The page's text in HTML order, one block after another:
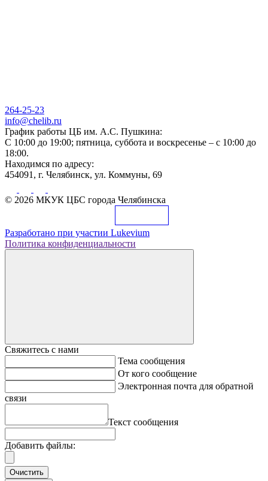
264-25-23
info@chelib.ru
График работы ЦБ им. А.С. Пушкина:
С 10:00 до 19:00; пятница, суббота и воскресенье – с 10:00 до
18:00.
Находимся по адресу:
454091, г. Челябинск, ул. Коммуны, 69
© 2026 МКУК ЦБС города Челябинска
Разработано при участии Lukevium
Политика конфиденциальности
Свяжитесь с нами
Тема сообщения
От кого сообщение
Электронная почта для обратной
связи
Текст сообщения
Добавить файлы:
Очистить